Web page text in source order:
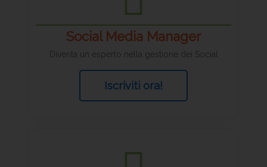
Social Media Manager
Diventa un esperto nella gestione dei Social
Iscriviti ora!